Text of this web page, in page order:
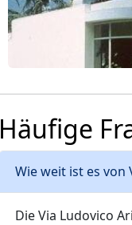
Häufige
Wie weit ist es von
Die Via Ludovico